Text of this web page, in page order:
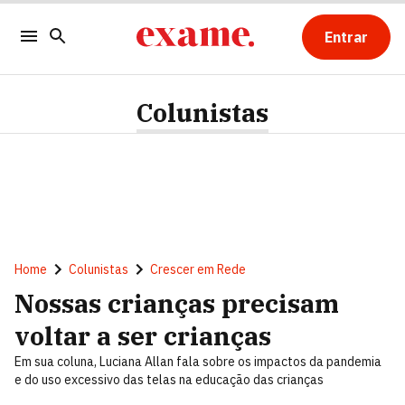
Entrar
Colunistas
Home Colunistas Crescer em Rede
Nossas crianças precisam
voltar a ser crianças
Em sua coluna, Luciana Allan fala sobre os impactos da pandemia
e do uso excessivo das telas na educação das crianças